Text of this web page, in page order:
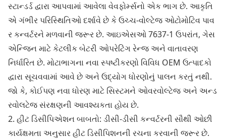
સ્ટાન્ડર્ડ દ્વારા આપવામાં આવેલા વેવફોર્મ્સનો એક ભાગ છે. આકૃતિ
એ ગંભીર પરિસ્થિતિઓ દર્શાવે છે કે ઉચ્ચ-વોલ્ટેજ ઓટોમોટિવ પાવ
ર કન્વર્ટરને મળવાની જરૂર છે. આઇએસઓ 7637-1 ઉપરાંત, ગેસ
એન્જિન માટે કેટલીક બેટરી ઓપરેટિંગ રેન્જ અને વાતાવરણ
નિર્ધારિત છે. મોટાભાગના નવા સ્પષ્ટીકરણો વિવિધ OEM ઉત્પાદકો
દ્વારા સૂચવવામાં આવે છે અને ઉદ્યોગ ધોરણોનું પાલન કરતું નથી.
જો કે, કોઈપણ નવા ધોરણ માટે સિસ્ટમને ઓવરવોલ્ટેજ અને અન્ડ
રવોલટેજ સંરક્ષણની આવશ્યકતા હોય છે.
2. હીટ ડિસીપિએશન બાબતો: ડીસી-ડીસી કન્વર્ટરની સૌથી ઓછી
કાર્યક્ષમતા અનુસાર હીટ ડિસીપિશનની રચના કરવાની જરૂર છે.